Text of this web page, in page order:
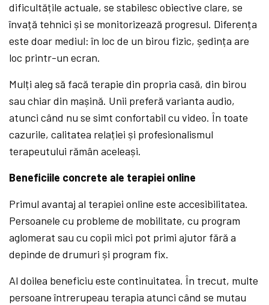
dificultățile actuale, se stabilesc obiective clare, se
învață tehnici și se monitorizează progresul. Diferența
este doar mediul: în loc de un birou fizic, ședința are
loc printr-un ecran.
Mulți aleg să facă terapie din propria casă, din birou
sau chiar din mașină. Unii preferă varianta audio,
atunci când nu se simt confortabil cu video. În toate
cazurile, calitatea relației și profesionalismul
terapeutului rămân aceleași.
Beneficiile concrete ale terapiei online
Primul avantaj al terapiei online este accesibilitatea.
Persoanele cu probleme de mobilitate, cu program
aglomerat sau cu copii mici pot primi ajutor fără a
depinde de drumuri și program fix.
Al doilea beneficiu este continuitatea. În trecut, multe
persoane întrerupeau terapia atunci când se mutau